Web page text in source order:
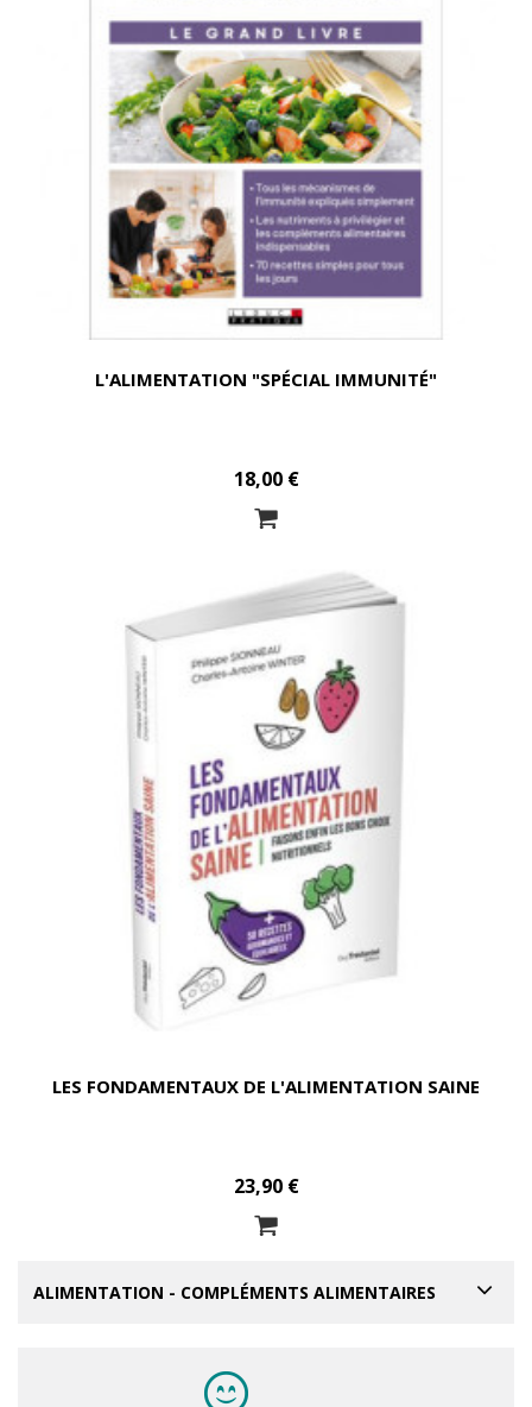
L'ALIMENTATION "SPÉCIAL IMMUNITÉ"
18,00 €
LES FONDAMENTAUX DE L'ALIMENTATION SAINE
23,90 €
ALIMENTATION - COMPLÉMENTS ALIMENTAIRES